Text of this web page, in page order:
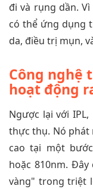
đi và rụng dần.
có thể ứng dụng
da, điều trị mụn,
Công nghệ
hoạt động
Ngược lại với
thực thụ. Nó phát
cao tại một
hoặc 810nm.
vàng" trong triệt